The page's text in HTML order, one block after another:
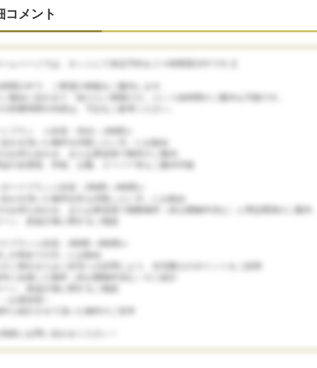
コメント
合わせ頂いた物件を内覧したい方」にお勧め
合わせ頂いた物件以外も内覧したい方」にお勧め
のお待ち合わせ、または車送迎で複数物件（未公開物件含む）と周辺環境のご案内
件と紹介させて頂いた物件のご見学